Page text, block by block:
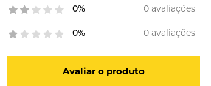
0% 0 avaliações
0% 0 avaliações
Avaliar o produto